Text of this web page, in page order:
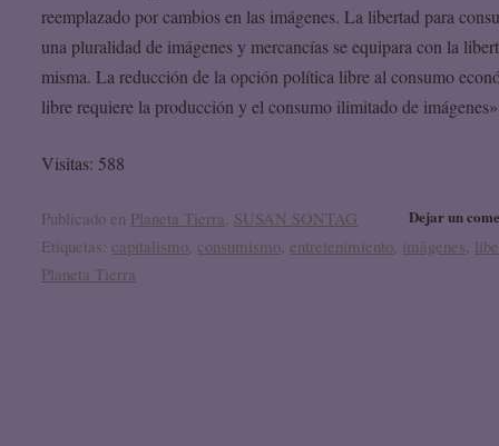
reemplazado por cambios en las imágenes. La libertad para
una pluralidad de imágenes y mercancías se equipara con la
misma. La reducción de la opción política libre al consumo
libre requiere la producción y el consumo ilimitado de imágenes»
Visitas: 588
Dejar un
Publicado en Planeta Tierra SUSAN SONTAG
Etiquetas: capitalismo ,consumismo ,entretenimiento imágenes
Planeta Tierra